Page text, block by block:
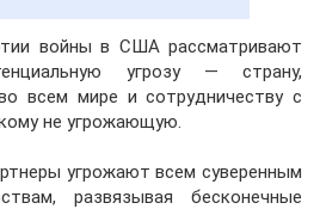
войны в США рассматривают
угрозу — страну,
всем мире и сотрудничеству с
не угрожающую.
угрожают всем суверенным
развязывая бесконечные